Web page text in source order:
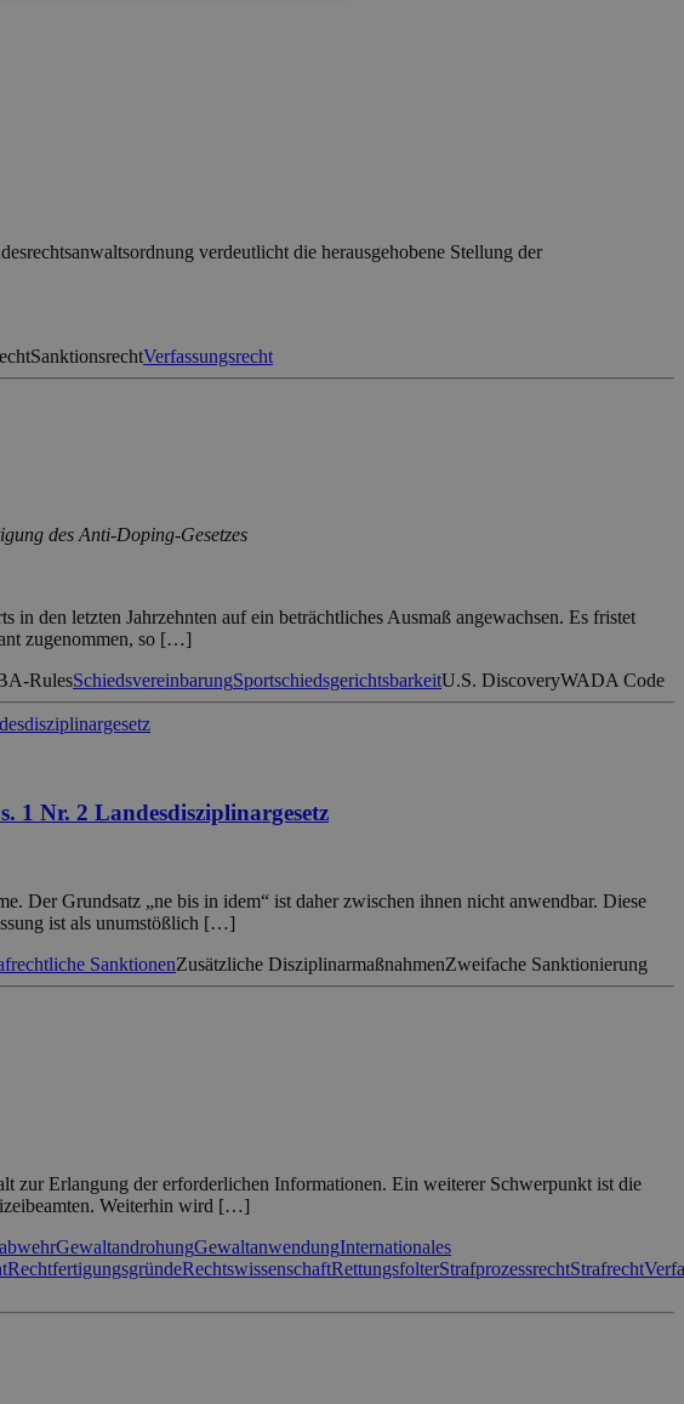
verdeutlicht die herausgehobene Stellung der
SanktionsrechtVerfassungsrecht
des Anti-Doping-Gesetzes
den letzten Jahrzehnten auf ein beträchtliches Ausmaß angewachsen. Es fristet
zugenommen, so […]
RulesSchiedsvereinbarungSportschiedsgerichtsbarkeitU.S. DiscoveryWADA Code
1 Nr. 2 Landesdisziplinargesetz
Der Grundsatz „ne bis in idem“ ist daher zwischen ihnen nicht anwendbar. Diese
ist als unumstößlich […]
SanktionenZusätzliche DisziplinarmaßnahmenZweifache Sanktionierung
zur Erlangung der erforderlichen Informationen. Ein weiterer Schwerpunkt ist die
Weiterhin wird […]
GewaltandrohungGewaltanwendungInternationales
RechtfertigungsgründeRechtswissenschaftRettungsfolterStrafprozessrechtStrafrecht